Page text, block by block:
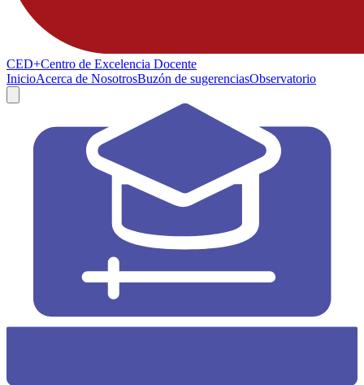
CED+Centro de Excelencia Docente
InicioAcerca de NosotrosBuzón de sugerenciasObservatorio